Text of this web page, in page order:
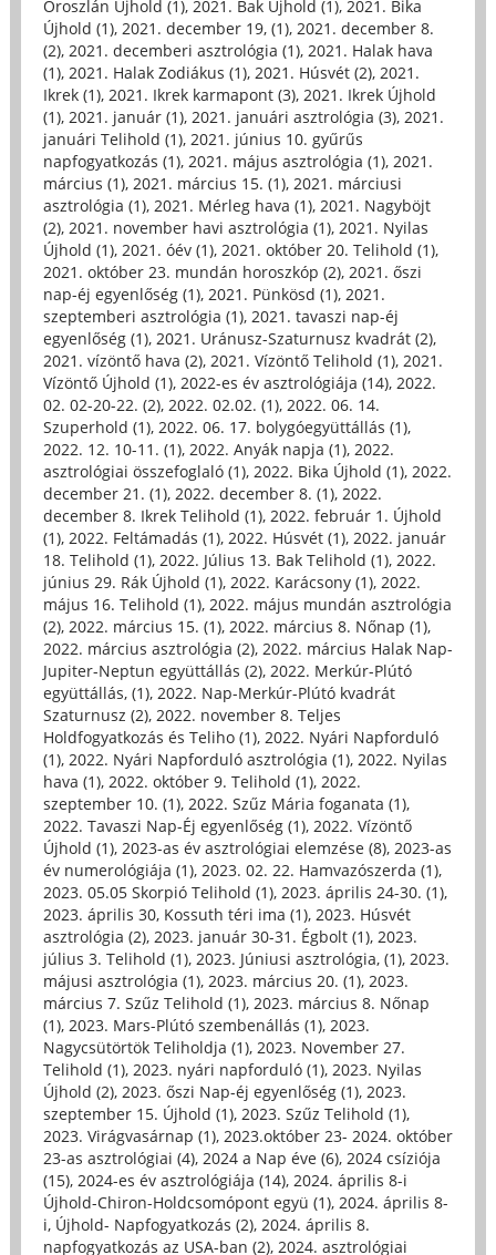
Oroszlán Újhold (1), 2021. Bak Újhold (1), 2021. Bika
Újhold (1), 2021. december 19, (1), 2021. december 8.
(2), 2021. decemberi asztrológia (1), 2021. Halak hava
(1), 2021. Halak Zodiákus (1), 2021. Húsvét (2), 2021.
Ikrek (1), 2021. Ikrek karmapont (3), 2021. Ikrek Újhold
(1), 2021. január (1), 2021. januári asztrológia (3), 2021.
januári Telihold (1), 2021. június 10. gyűrűs
napfogyatkozás (1), 2021. május asztrológia (1), 2021.
március (1), 2021. március 15. (1), 2021. márciusi
asztrológia (1), 2021. Mérleg hava (1), 2021. Nagyböjt
(2), 2021. november havi asztrológia (1), 2021. Nyilas
Újhold (1), 2021. óév (1), 2021. október 20. Telihold (1),
2021. október 23. mundán horoszkóp (2), 2021. őszi
nap-éj egyenlőség (1), 2021. Pünkösd (1), 2021.
szeptemberi asztrológia (1), 2021. tavaszi nap-éj
egyenlőség (1), 2021. Uránusz-Szaturnusz kvadrát (2),
2021. vízöntő hava (2), 2021. Vízöntő Telihold (1), 2021.
Vízöntő Újhold (1), 2022-es év asztrológiája (14), 2022.
02. 02-20-22. (2), 2022. 02.02. (1), 2022. 06. 14.
Szuperhold (1), 2022. 06. 17. bolygóegyüttállás (1),
2022. 12. 10-11. (1), 2022. Anyák napja (1), 2022.
asztrológiai összefoglaló (1), 2022. Bika Újhold (1), 2022.
december 21. (1), 2022. december 8. (1), 2022.
december 8. Ikrek Telihold (1), 2022. február 1. Újhold
(1), 2022. Feltámadás (1), 2022. Húsvét (1), 2022. január
18. Telihold (1), 2022. Július 13. Bak Telihold (1), 2022.
június 29. Rák Újhold (1), 2022. Karácsony (1), 2022.
május 16. Telihold (1), 2022. május mundán asztrológia
(2), 2022. március 15. (1), 2022. március 8. Nőnap (1),
2022. március asztrológia (2), 2022. március Halak Nap-
Jupiter-Neptun együttállás (2), 2022. Merkúr-Plútó
együttállás, (1), 2022. Nap-Merkúr-Plútó kvadrát
Szaturnusz (2), 2022. november 8. Teljes
Holdfogyatkozás és Teliho (1), 2022. Nyári Napforduló
(1), 2022. Nyári Napforduló asztrológia (1), 2022. Nyilas
hava (1), 2022. október 9. Telihold (1), 2022.
szeptember 10. (1), 2022. Szűz Mária foganata (1),
2022. Tavaszi Nap-Éj egyenlőség (1), 2022. Vízöntő
Újhold (1), 2023-as év asztrológiai elemzése (8), 2023-as
év numerológiája (1), 2023. 02. 22. Hamvazószerda (1),
2023. 05.05 Skorpió Telihold (1), 2023. április 24-30. (1),
2023. április 30, Kossuth téri ima (1), 2023. Húsvét
asztrológia (2), 2023. január 30-31. Égbolt (1), 2023.
július 3. Telihold (1), 2023. Júniusi asztrológia, (1), 2023.
májusi asztrológia (1), 2023. március 20. (1), 2023.
március 7. Szűz Telihold (1), 2023. március 8. Nőnap
(1), 2023. Mars-Plútó szembenállás (1), 2023.
Nagycsütörtök Teliholdja (1), 2023. November 27.
Telihold (1), 2023. nyári napforduló (1), 2023. Nyilas
Újhold (2), 2023. őszi Nap-éj egyenlőség (1), 2023.
szeptember 15. Újhold (1), 2023. Szűz Telihold (1),
2023. Virágvasárnap (1), 2023.október 23- 2024. október
23-as asztrológiai (4), 2024 a Nap éve (6), 2024 csíziója
(15), 2024-es év asztrológiája (14), 2024. április 8-i
Újhold-Chiron-Holdcsomópont együ (1), 2024. április 8-
i, Újhold- Napfogyatkozás (2), 2024. április 8.
napfogyatkozás az USA-ban (2), 2024. asztrológiai